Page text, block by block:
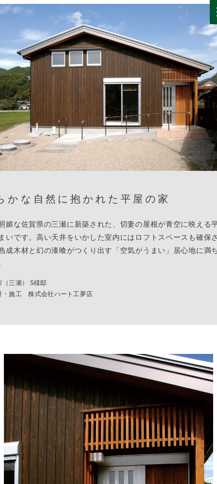
かな自然に抱かれた平屋の家
媚な佐賀県の三瀬に新築された、切妻の屋根が青空に映える
いです。高い天井をいかした室内にはロフトスペースも確保
成木材と幻の漆喰がつくり出す「空気がうまい」居心地に満
（三瀬） S様邸
施工 株式会社ハート工夢店